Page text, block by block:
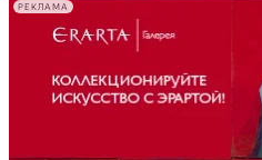
РЕКЛАМА